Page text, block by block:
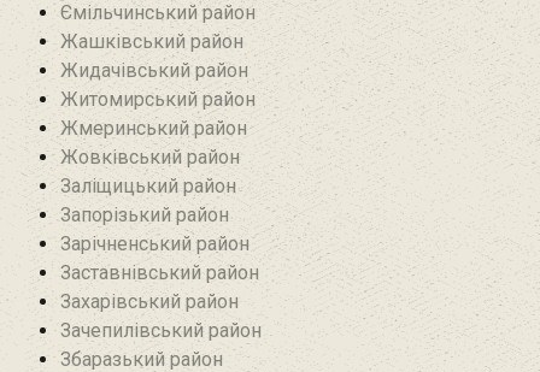
Ємільчинський район
Жашківський район
Жидачівський район
Житомирський район
Жмеринський район
Жовківський район
Заліщицький район‎
Запорізький район
Зарічненський район
Заставнівський район
Захарівський район
Зачепилівський район
Збаразький район‎